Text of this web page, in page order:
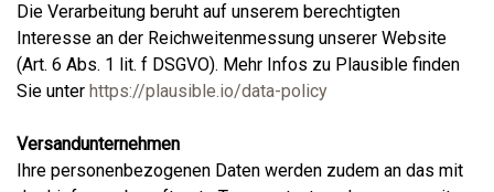
Die Verarbeitung beruht auf unserem berechtigten
Interesse an der Reichweitenmessung unserer Website
(Art. 6 Abs. 1 lit. f DSGVO). Mehr Infos zu Plausible finden
Sie unter https://plausible.io/data-policy
Versandunternehmen
Ihre personenbezogenen Daten werden zudem an das mit